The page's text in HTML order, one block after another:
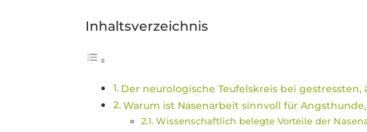
Inhaltsverzeichnis
Der neurologische Teufelskreis bei
Warum ist Nasenarbeit sinnvoll für
Wissenschaftlich belegte Vorteile der